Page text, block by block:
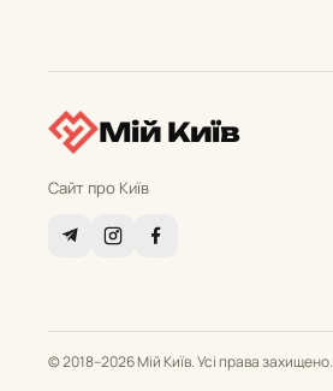
Мій Київ
Сайт про Київ
© 2018–2026 Мій Київ. Усі права захищено.